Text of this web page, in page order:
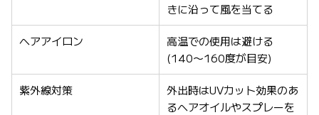
きに沿って風を当てる
ヘアアイロン
高温での使用は避ける
(140〜160度が目安)
紫外線対策
外出時はUVカット効果のあ
るヘアオイルやスプレーを